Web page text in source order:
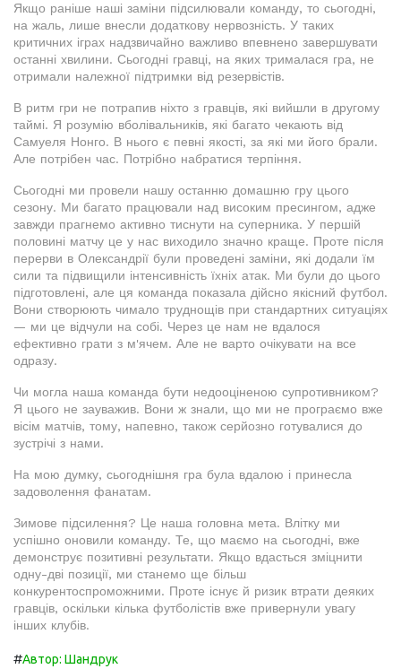
Якщо раніше наші заміни підсилювали команду, то сьогодні,
на жаль, лише внесли додаткову нервозність. У таких
критичних іграх надзвичайно важливо впевнено завершувати
останні хвилини. Сьогодні гравці, на яких трималася гра, не
отримали належної підтримки від резервістів.
В ритм гри не потрапив ніхто з гравців, які вийшли в другому
таймі. Я розумію вболівальників, які багато чекають від
Самуеля Нонго. В нього є певні якості, за які ми його брали.
Але потрібен час. Потрібно набратися терпіння.
Сьогодні ми провели нашу останню домашню гру цього
сезону. Ми багато працювали над високим пресингом, адже
завжди прагнемо активно тиснути на суперника. У першій
половині матчу це у нас виходило значно краще. Проте після
перерви в Олександрії були проведені заміни, які додали їм
сили та підвищили інтенсивність їхніх атак. Ми були до цього
підготовлені, але ця команда показала дійсно якісний футбол.
Вони створюють чимало труднощів при стандартних ситуаціях
— ми це відчули на собі. Через це нам не вдалося
ефективно грати з м'ячем. Але не варто очікувати на все
одразу.
Чи могла наша команда бути недооціненою супротивником?
Я цього не зауважив. Вони ж знали, що ми не програємо вже
вісім матчів, тому, напевно, також серйозно готувалися до
зустрічі з нами.
На мою думку, сьогоднішня гра була вдалою і принесла
задоволення фанатам.
Зимове підсилення? Це наша головна мета. Влітку ми
успішно оновили команду. Те, що маємо на сьогодні, вже
демонструє позитивні результати. Якщо вдасться зміцнити
одну-дві позиції, ми станемо ще більш
конкурентоспроможними. Проте існує й ризик втрати деяких
гравців, оскільки кілька футболістів вже привернули увагу
інших клубів.
#Автор: Шандрук